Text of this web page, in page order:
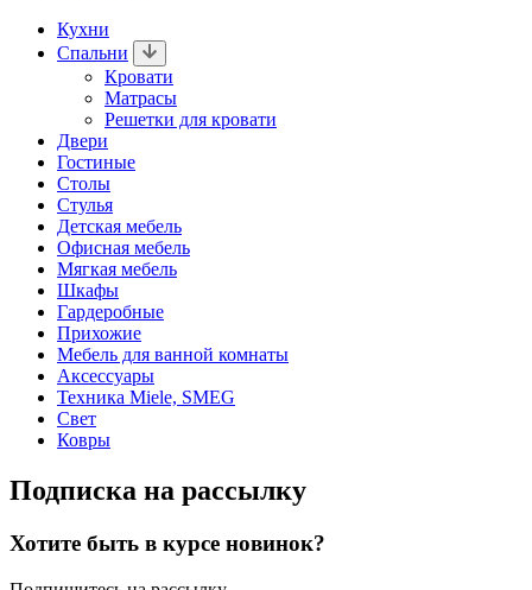
Кухни
Спальни
Кровати
Матрасы
Решетки для кровати
Двери
Гостиные
Столы
Стулья
Детская мебель
Офисная мебель
Мягкая мебель
Шкафы
Гардеробные
Прихожие
Мебель для ванной комнаты
Аксессуары
Техника Miele, SMEG
Свет
Ковры
Подписка на рассылку
Хотите быть в курсе новинок?